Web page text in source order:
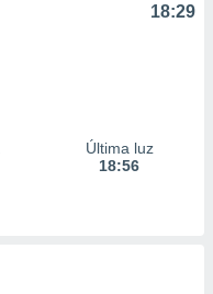
18:29
Última luz
18:56